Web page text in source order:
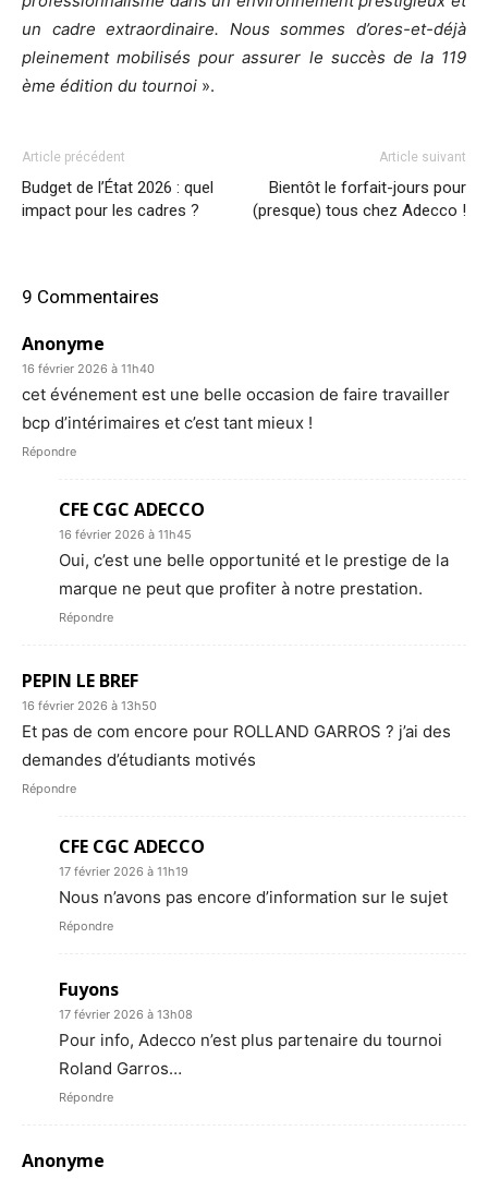
un cadre extraordinaire. Nous sommes d’ores-et-déjà
pleinement mobilisés pour assurer le succès de la 119
ème édition du tournoi ».
Article précédent
Budget de l’État 2026 : quel
impact pour les cadres ?
Article suivant
Bientôt le forfait-jours pour
(presque) tous chez Adecco !
9 Commentaires
Anonyme
16 février 2026 à 11h40
cet événement est une belle occasion de faire travailler
bcp d’intérimaires et c’est tant mieux !
Répondre
CFE CGC ADECCO
16 février 2026 à 11h45
Oui, c’est une belle opportunité et le prestige de la
marque ne peut que profiter à notre prestation.
Répondre
PEPIN LE BREF
16 février 2026 à 13h50
Et pas de com encore pour ROLLAND GARROS ? j’ai des
demandes d’étudiants motivés
Répondre
CFE CGC ADECCO
17 février 2026 à 11h19
Nous n’avons pas encore d’information sur le sujet
Répondre
Fuyons
17 février 2026 à 13h08
Pour info, Adecco n’est plus partenaire du tournoi
Roland Garros…
Répondre
Anonyme